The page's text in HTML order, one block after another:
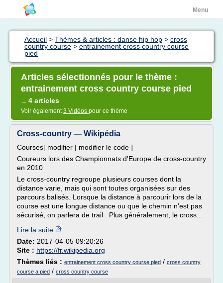
Menu
Accueil > Thèmes & articles : danse hip hop > cross
country course > entrainement cross country course
pied
Articles sélectionnés pour le thème :
entrainement cross country course pied
→ 4 articles
Voir également3 Vidéos pour ce thème
Cross-country — Wikipédia
Courses[ modifier | modifier le code ]
Coureurs lors des Championnats d'Europe de cross-country
en 2010
Le cross-country regroupe plusieurs courses dont la
distance varie, mais qui sont toutes organisées sur des
parcours balisés. Lorsque la distance à parcourir lors de la
course est une longue distance ou que le chemin n'est pas
sécurisé, on parlera de trail . Plus généralement, le cross...
Lire la suite
Date: 2017-04-05 09:20:26
Site : https://fr.wikipedia.org
Thèmes liés : entrainement cross country course pied / cross country
course a pied / cross country course